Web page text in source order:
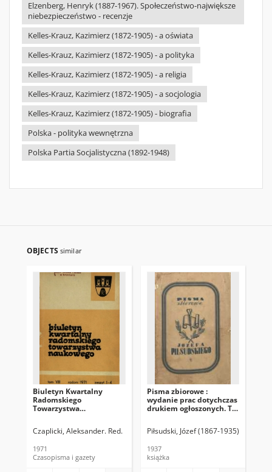
Elzenberg, Henryk (1887-1967). Społeczeństwo-największe
niebezpieczeństwo - recenzje
Kelles-Krauz, Kazimierz (1872-1905) - a oświata
Kelles-Krauz, Kazimierz (1872-1905) - a polityka
Kelles-Krauz, Kazimierz (1872-1905) - a religia
Kelles-Krauz, Kazimierz (1872-1905) - a socjologia
Kelles-Krauz, Kazimierz (1872-1905) - biografia
Polska - polityka wewnętrzna
Polska Partia Socjalistyczna (1892-1948)
OBJECTS similar
Biuletyn Kwartalny
Radomskiego
Towarzystwa
Czaplicki, Aleksander. Red.
1971
Czasopisma i gazety
Pisma zbiorowe :
wydanie prac dotychczas
drukiem ogłoszonych. T.
Piłsudski, Józef (1867-1935)
1937
książka